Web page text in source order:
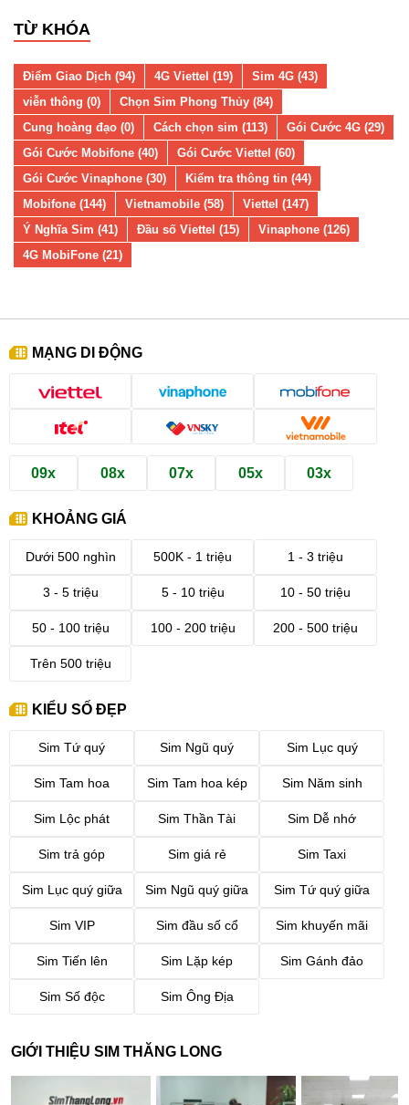
TỪ KHÓA
Điểm Giao Dịch (94) 4G Viettel (19)
Sim 4G (43)
viễn thông (0)
Chọn Sim Phong Thủy (84)
Cung hoàng đạo (0)
Cách chọn sim (113)
Gói Cước 4G (29)
Gói Cước Mobifone (40)
Gói Cước Viettel (60)
Gói Cước Vinaphone (30)
Kiểm tra thông tin (44)
Mobifone (144)
Vietnamobile (58)
Viettel (147)
Ý Nghĩa Sim (41)
Đầu số Viettel (15)
Vinaphone (126)
4G MobiFone (21)
MẠNG DI ĐỘNG
09x 08x 07x 05x 03x
KHOẢNG GIÁ
Dưới 500 nghìn 500K - 1 triệu 1 - 3 triệu
3 - 5 triệu 5 - 10 triệu 10 - 50 triệu
50 - 100 triệu 100 - 200 triệu 200 - 500 triệu
Trên 500 triệu
KIỂU SỐ ĐẸP
Sim Tứ quý Sim Ngũ quý Sim Lục quý
Sim Tam hoa Sim Tam hoa kép Sim Năm sinh
Sim Lộc phát Sim Thần Tài Sim Dễ nhớ
Sim trả góp Sim giá rẻ Sim Taxi
Sim Lục quý giữa Sim Ngũ quý giữa Sim Tứ quý giữa
Sim VIP Sim đầu số cổ Sim khuyến mãi
Sim Tiến lên Sim Lặp kép Sim Gánh đảo
Sim Số độc Sim Ông Địa
GIỚI THIỆU SIM THĂNG LONG